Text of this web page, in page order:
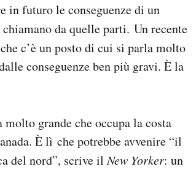
in futuro le conseguenze di un
da quelle parti. Un recente
c’è un posto di cui si parla molto
conseguenze ben più gravi. È la
grande che occupa la costa
È lì che potrebbe avvenire “il
del nord”, scrive ilNew Yorker: un